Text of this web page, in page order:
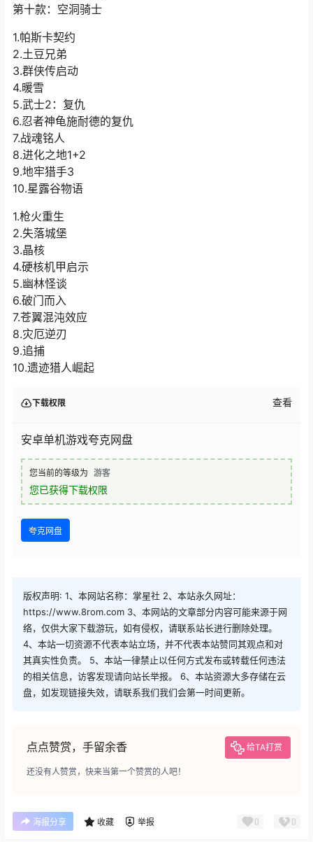
第十款：空洞骑士
1.帕斯卡契约
2.土豆兄弟
3.群侠传启动
4.暖雪
5.武士2：复仇
6.忍者神龟施耐德的复仇
7.战魂铭人
8.进化之地1+2
9.地牢猎手3
10.星露谷物语
1.枪火重生
2.失落城堡
3.晶核
4.硬核机甲启示
5.幽林怪谈
6.破门而入
7.苍翼混沌效应
8.灾厄逆刃
9.追捕
10.遗迹猎人崛起
下载权限 查看
安卓单机游戏夸克网盘
您当前的等级为 游客
您已获得下载权限
夸克网盘
版权声明: 1、本网站名称：掌星社 2、本站永久网址：
https://www.8rom.com 3、本网站的文章部分内容可能来源于网
络，仅供大家下载游玩，如有侵权，请联系站长进行删除处理。
4、本站一切资源不代表本站立场，并不代表本站赞同其观点和对
其真实性负责。 5、本站一律禁止以任何方式发布或转载任何违法
的相关信息，访客发现请向站长举报。 6、本站资源大多存储在云
盘，如发现链接失效，请联系我们我们会第一时间更新。
点点赞赏，手留余香 给TA打赏
还没有人赞赏，快来当第一个赞赏的人吧！
海报分享 收藏 举报 0 0